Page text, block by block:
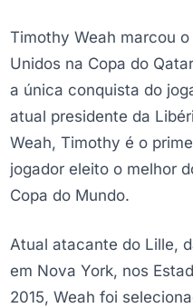
Timothy Weah marcou
Unidos na Copa do
a única conquista do
atual presidente da
Weah, Timothy é o
jogador eleito o melhor
Copa do Mundo.
Atual atacante do Lille,
em Nova York, nos
2015, Weah foi